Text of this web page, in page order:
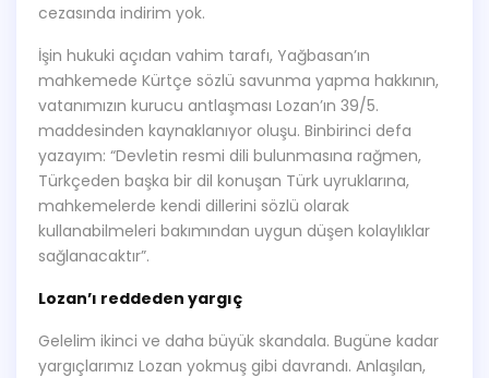
cezasında indirim yok.
İşin hukuki açıdan vahim tarafı, Yağbasan’ın
mahkemede Kürtçe sözlü savunma yapma hakkının,
vatanımızın kurucu antlaşması Lozan’ın 39/5.
maddesinden kaynaklanıyor oluşu. Binbirinci defa
yazayım: “Devletin resmi dili bulunmasına rağmen,
Türkçeden başka bir dil konuşan Türk uyruklarına,
mahkemelerde kendi dillerini sözlü olarak
kullanabilmeleri bakımından uygun düşen kolaylıklar
sağlanacaktır”.
Lozan’ı reddeden yargıç
Gelelim ikinci ve daha büyük skandala. Bugüne kadar
yargıçlarımız Lozan yokmuş gibi davrandı. Anlaşılan,